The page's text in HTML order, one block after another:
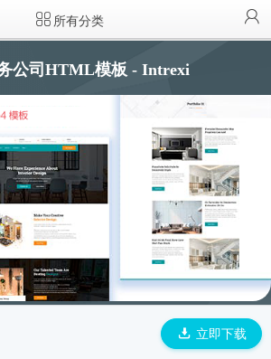
所有分类
公司HTML模板 - Intrexi
立即下载